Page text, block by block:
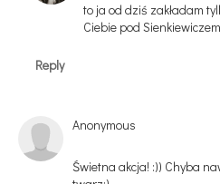
to ja od dziś zakładam
Ciebie pod
Reply
Anonymous
Świetna akcja! :)) Chyba